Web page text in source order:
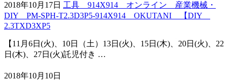
2018年10月17日 工具 914X914 オンライン 産業機械・
DIY PM-SPH-T2.3D3P5-914X914 OKUTANI 【DIY
2.3TXD3XP5
【11月6日(火)、10日（土）13日(火)、15日(木)、20日(火)、22
日(木)、27日(火)託児付き …
2018年10月10日